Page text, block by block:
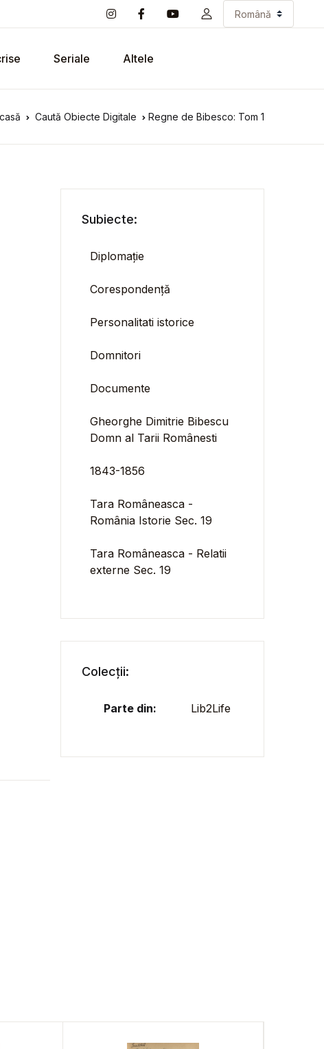
Seriale Altele
Caută Obiecte Digitale Regne de Bibesco: Tom 1
Subiecte:
Diplomație
Corespondență
Personalitati istorice
Domnitori
Documente
Gheorghe Dimitrie Bibescu
Domn al Tarii Românesti
1843-1856
Tara Româneasca -
România Istorie Sec. 19
Tara Româneasca - Relatii
externe Sec. 19
Colecții:
Parte din: Lib2Life